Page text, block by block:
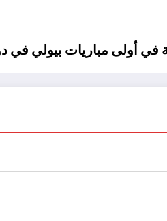
أولى مباريات بيولي في دوري